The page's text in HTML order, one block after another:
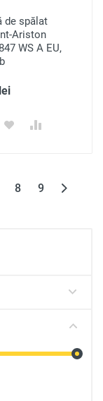
de spălat
Ariston
WS A EU,
8 9